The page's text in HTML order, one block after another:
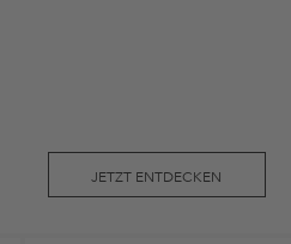
JETZT ENTDECKEN